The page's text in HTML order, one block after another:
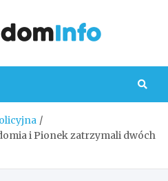
i Pionek zatrzymali dwóch